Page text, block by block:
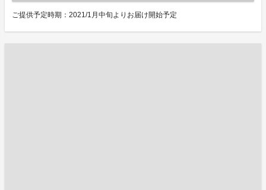
ご提供予定時期：2021/1月中旬よりお届け開始予定